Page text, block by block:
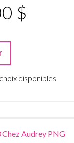
$
disponibles